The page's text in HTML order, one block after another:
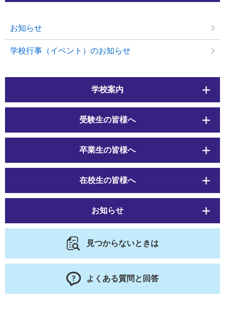
お知らせ
学校行事（イベント）のお知らせ
学校案内
受験生の皆様へ
卒業生の皆様へ
在校生の皆様へ
お知らせ
見つからないときは
よくある質問と回答